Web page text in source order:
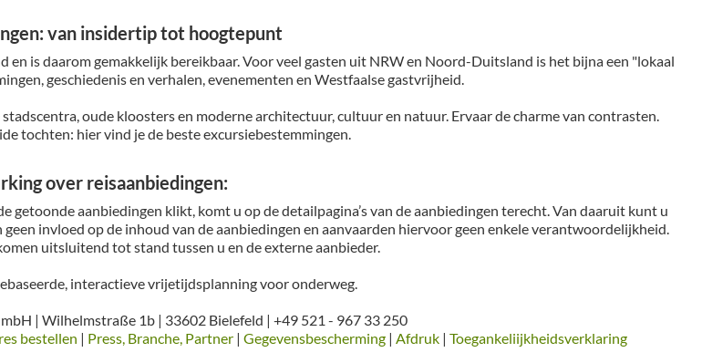
van insidertip tot hoogtepunt
is daarom gemakkelijk bereikbaar. Voor veel gasten uit NRW en Noord-Duitsland is het bijna een "lokaal
geschiedenis en verhalen, evenementen en Westfaalse gastvrijheid.
oude kloosters en moderne architectuur, cultuur en natuur. Ervaar de charme van contrasten.
tochten: hier vind je de beste excursiebestemmingen.
over reisaanbiedingen:
getoonde aanbiedingen klikt, komt u op de detailpagina’s van de aanbiedingen terecht. Van daaruit kunt u
invloed op de inhoud van de aanbiedingen en aanvaarden hiervoor geen enkele verantwoordelijkheid.
uitsluitend tot stand tussen u en de externe aanbieder.
interactieve vrijetijdsplanning voor onderweg.
| Wilhelmstraße 1b | 33602 Bielefeld | +49 521 - 967 33 250
bestellen | Press, Branche, Partner| Gegevensbescherming| Afdruk| Toegankeliijkheidsverklaring